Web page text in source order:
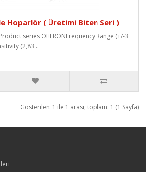
Hoparlör ( Üretimi Biten Seri )
series OBERONFrequency Range (+/-3
(2,83 ..
Gösterilen: 1 ile 1 arası, toplam: 1 (1 Sayfa)